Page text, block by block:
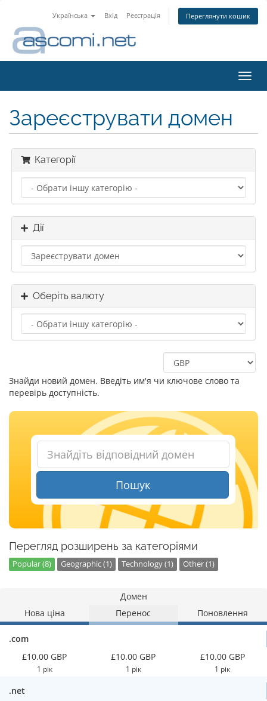
Українська Вхід Реєстрація Переглянути кошик
Зареєструвати домен
Категорії
Дії
Оберіть валюту
Знайди новий домен. Введіть им'я чи ключове слово та
перевірь доступність.
Пошук
Перегляд розширень за категоріями
Popular (8) Geographic (1) Technology (1) Other (1)
Домен
Нова ціна
Перенос Поновлення
.com
£10.00 GBP
1 рік
£10.00 GBP
1 рік
£10.00 GBP
1 рік
.net